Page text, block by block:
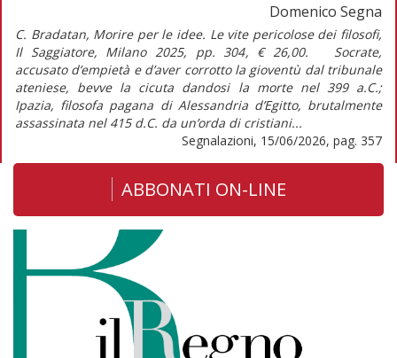
Domenico Segna
C. Bradatan, Morire per le idee. Le vite pericolose dei filosofi,
Il Saggiatore, Milano 2025, pp. 304, € 26,00. Socrate,
accusato d’empietà e d’aver corrotto la gioventù dal tribunale
ateniese, bevve la cicuta dandosi la morte nel 399 a.C.;
Ipazia, filosofa pagana di Alessandria d’Egitto, brutalmente
assassinata nel 415 d.C. da un’orda di cristiani...
Segnalazioni, 15/06/2026, pag. 357
ABBONATI ON-LINE